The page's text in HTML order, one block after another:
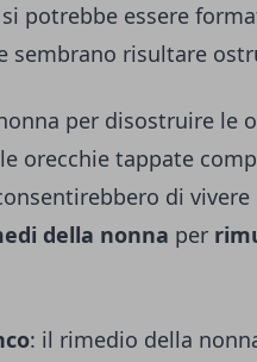
potrebbe essere
sembrano risultare
per disostruire le
orecchie tappate
di
della nonna per
: il rimedio della